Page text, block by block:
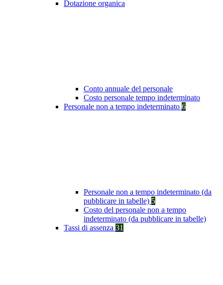
Dotazione organica
Conto annuale del personale
Costo personale tempo indeterminato
Personale non a tempo indeterminato 6
Personale non a tempo indeterminato (da
pubblicare in tabelle) 5
Costo del personale non a tempo
indeterminato (da pubblicare in tabelle)
Tassi di assenza 31